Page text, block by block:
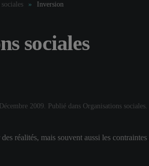
Inversion
sociales
Décembre 2009. Publié dans Organisations sociales.
réalités, mais souvent aussi les